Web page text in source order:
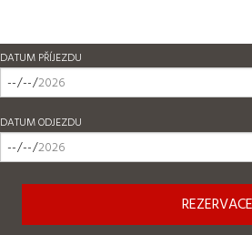
DATUM PŘÍJEZDU
DATUM ODJEZDU